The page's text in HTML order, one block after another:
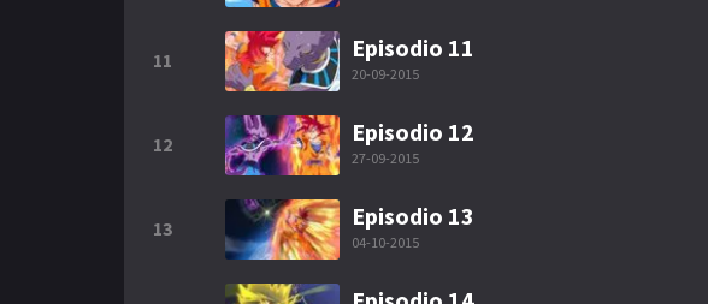
11 Episodio 11
20-09-2015
12 Episodio 12
27-09-2015
13 Episodio 13
04-10-2015